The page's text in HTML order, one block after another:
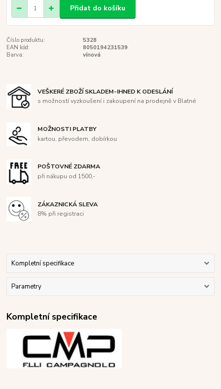
Přidat do košíku
Číslo produktu:
5328
EAN kód:
8050194231539
Barva:
vínová
VEŠKERÉ ZBOŽÍ SKLADEM-IHNED K ODESLÁNÍ
s možností vyzkoušení i zakoupení na prodejně v Blatné
MOŽNOSTI PLATBY
kartou, převodem, dobírkou
POŠTOVNÉ ZDARMA
při nákupu od 1500,-
ZÁKAZNICKÁ SLEVA
8% při registraci
Kompletní specifikace
Parametry
Kompletní specifikace